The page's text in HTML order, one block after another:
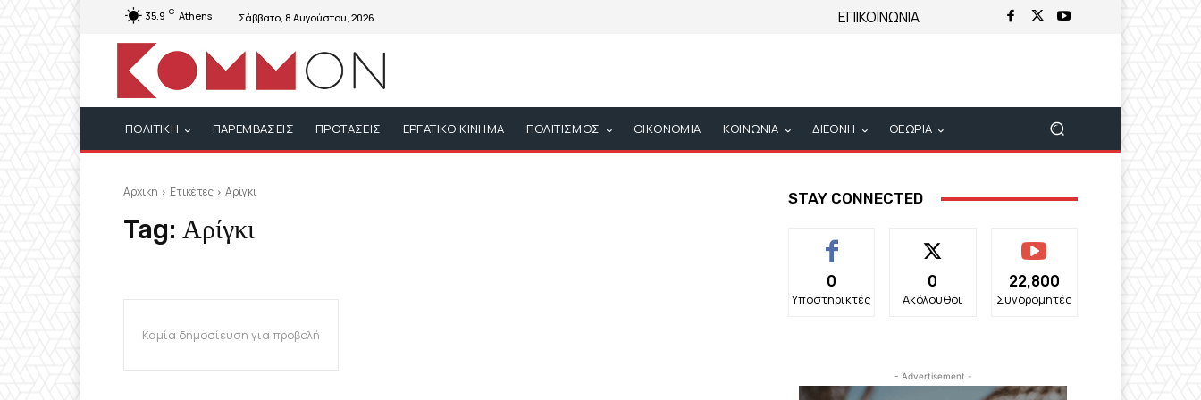
35.9 C Athens Σάββατο, 8 Αυγούστου, 2026 ΕΠΙΚΟΙΝΩΝΙΑ
ΠΟΛΙΤΙΚΗ ΠΑΡΕΜΒΑΣΕΙΣ ΠΡΟΤΑΣΕΙΣ ΕΡΓΑΤΙΚΟ ΚΙΝΗΜΑ ΠΟΛΙΤΙΣΜΟΣ ΟΙΚΟΝΟΜΙΑ ΚΟΙΝΩΝΙΑ ΔΙΕΘΝΗ ΘΕΩΡΙΑ
Αρχική Ετικέτες Αρίγκι
Tag: Αρίγκι
Καμία δημοσίευση για προβολή
STAY CONNECTED
0
Υποστηρικτές
0
Ακόλουθοι
22,800
Συνδρομητές
- Advertisement -